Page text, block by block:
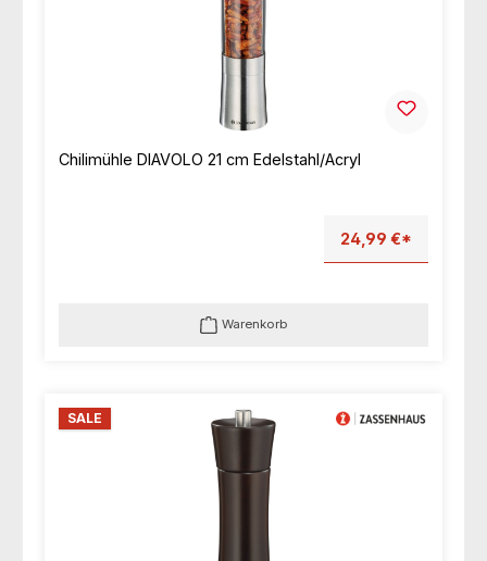
Chilimühle DIAVOLO 21 cm Edelstahl/Acryl
24,99 €*
Warenkorb
SALE